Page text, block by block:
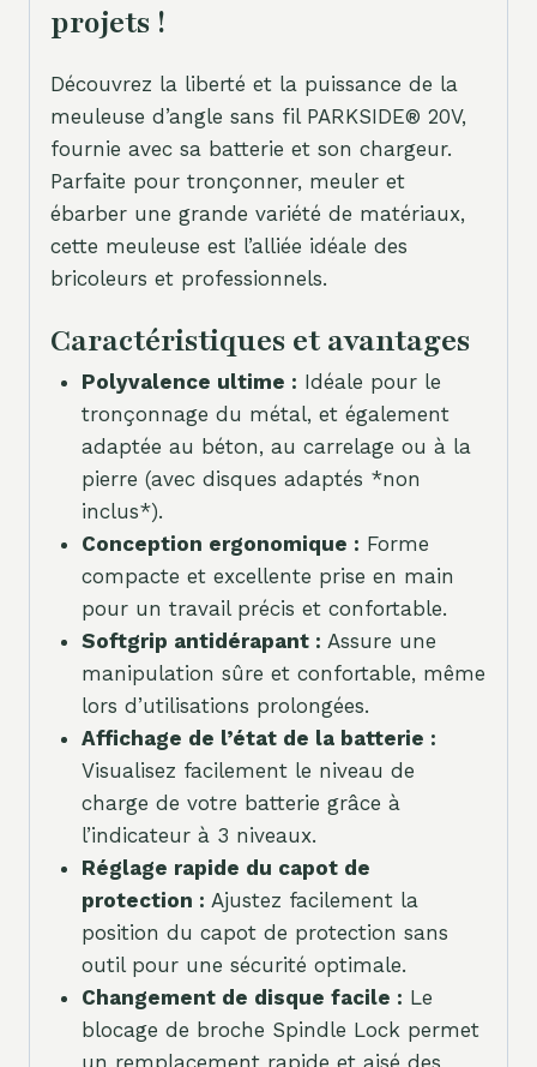
projets !
Découvrez la liberté et la puissance de la
meuleuse d’angle sans fil PARKSIDE® 20V,
fournie avec sa batterie et son chargeur.
Parfaite pour tronçonner, meuler et
ébarber une grande variété de matériaux,
cette meuleuse est l’alliée idéale des
bricoleurs et professionnels.
Caractéristiques et avantages
Polyvalence ultime : Idéale pour le
tronçonnage du métal, et également
adaptée au béton, au carrelage ou à la
pierre (avec disques adaptés *non
inclus*).
Conception ergonomique : Forme
compacte et excellente prise en main
pour un travail précis et confortable.
Softgrip antidérapant : Assure une
manipulation sûre et confortable, même
lors d’utilisations prolongées.
Affichage de l’état de la batterie :
Visualisez facilement le niveau de
charge de votre batterie grâce à
l’indicateur à 3 niveaux.
Réglage rapide du capot de
protection : Ajustez facilement la
position du capot de protection sans
outil pour une sécurité optimale.
Changement de disque facile : Le
blocage de broche Spindle Lock permet
un remplacement rapide et aisé des